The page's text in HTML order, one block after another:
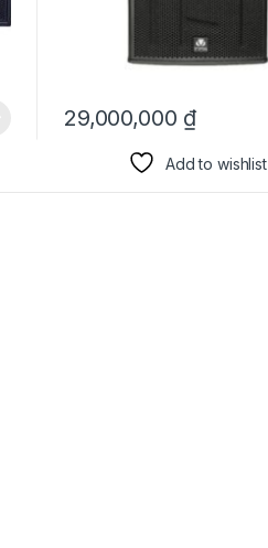
29,000,000 ₫
Add to wishlist